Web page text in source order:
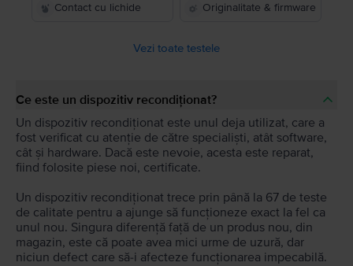
Contact cu lichide Originalitate & firmware
Vezi toate testele
Ce este un dispozitiv recondiționat?
Un dispozitiv recondiționat este unul deja utilizat, care a
fost verificat cu atenție de către specialiști, atât software,
cât și hardware. Dacă este nevoie, acesta este reparat,
fiind folosite piese noi, certificate.
Un dispozitiv recondiționat trece prin până la 67 de teste
de calitate pentru a ajunge să funcționeze exact la fel ca
unul nou. Singura diferență față de un produs nou, din
magazin, este că poate avea mici urme de uzură, dar
niciun defect care să-i afecteze funcționarea impecabilă.